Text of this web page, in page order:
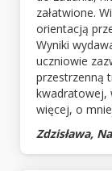
załatwione.
orientacją
Wyniki
uczniowie
przestrzenną
kwadratowej,
więcej, o
Zdzisława,